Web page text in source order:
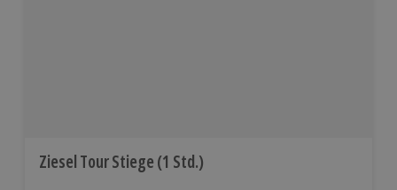
Ziesel Tour Stiege (1 Std.)